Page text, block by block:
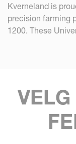
Kverneland is
precision farming
1200. These